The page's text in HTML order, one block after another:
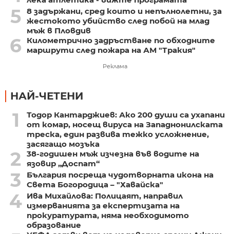
5 8 задържани, сред които и непълнолетни, за
жестокото убийство след побой на млад
мъж в Пловдив
6
Километрично задръстване по обходните
маршрути след пожара на АМ "Тракия"
Реклама
НАЙ-ЧЕТЕНИ
1
Тодор Кантарджиев: Ако 200 души са ухапани
от комар, носещ вируса на Западнонилската
треска, един развива тежко усложнение,
засягащо мозъка
2
38-годишен мъж изчезна във водите на
язовир „Доспат“
3
България посреща чудотворната икона на
Света Богородица – "Хавайска"
4 Ива Михайлова: Полицаят, направил
измерванията за експертизата на
прокуратурата, няма необходимото
образование